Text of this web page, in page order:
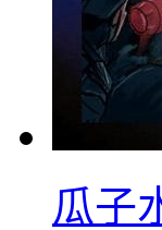
瓜子